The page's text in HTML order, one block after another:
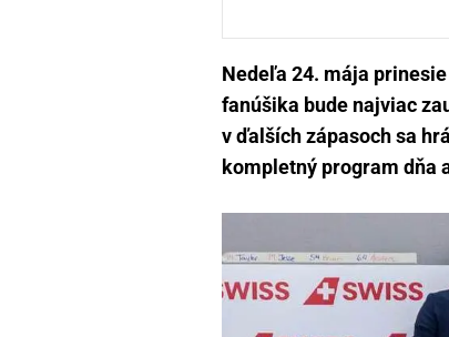
Nedeľa 24. mája
fanúšika bude najviac
v ďalších zápasoch sa
kompletný program dňa